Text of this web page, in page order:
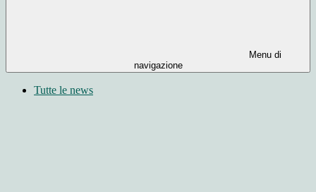
Menu di
navigazione
Tutte le news